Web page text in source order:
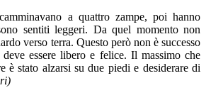
a quattro zampe, poi hanno
sentiti leggeri. Da quel momento non
verso terra. Questo però non è successo
essere libero e felice. Il massimo che
è stato alzarsi su due piedi e desiderare di